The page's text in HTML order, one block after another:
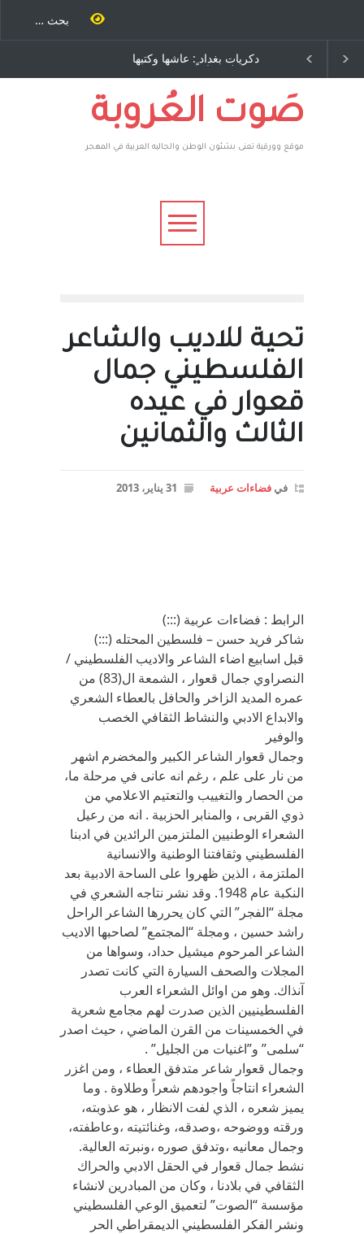
الاستيطان ومسلسل الخداع
المستمر - قلم : راسم عبيدات
بغداد ٍ: عاشها وكتبها
المتحدة الامريكية
صَوت العُروبة
موقع وورقية تعنى بشئون الوطن والجاليه العربية في المهجر
تحية للاديب والشاعر
الفلسطيني جمال
قعوار في عيده
الثالث والثمانين
في فضاءات عربية 31 يناير، 2013
الرابط : فضاءات عربية (:::)
شاكر فريد حسن – فلسطين المحتله (:::)
قبل اسابيع اضاء الشاعر والاديب الفلسطيني /
النصراوي جمال قعوار ، الشمعة ال(83) من
عمره المديد الزاخر والحافل بالعطاء الشعري
والابداع الادبي والنشاط الثقافي الخصب
والوفير
وجمال قعوار الشاعر الكبير والمخضرم اشهر
من نار على علم ، رغم انه عانى في مرحلة ما،
من الحصار والتغييب والتعتيم الاعلامي من
ذوي القربى ، والمنابر الحزبية . انه من رعيل
الشعراء الوطنيين الملتزمين الرائدين في ادبنا
الفلسطيني وثقافتنا الوطنية والانسانية
الملتزمة ، الذين ظهروا على الساحة الادبية بعد
النكبة عام 1948. وقد نشر نتاجه الشعري في
مجلة “الفجر” التي كان يحررها الشاعر الراحل
راشد حسين ، ومجلة “المجتمع” لصاحبها الاديب
الشاعر المرحوم ميشيل حداد، وسواها من
المجلات والصحف السيارة التي كانت تصدر
آنذاك. وهو من اوائل الشعراء العرب
الفلسطينيين الذين صدرت لهم مجامع شعرية
في الخمسينات من القرن الماضي ، حيث اصدر
“سلمى” و”اغنيات من الجليل” .
وجمال قعوار شاعر متدفق العطاء ، ومن اغزر
الشعراء انتاجاً واجودهم شعراً وطلاوة . وما
يميز شعره ، الذي لفت الانظار ، هو عذوبته،
ورقته ووضوحه ،وصدقه، وغنائتيته ،وعاطفته،
وجمال معانيه ،وتدفق صوره ،ونبرته العالية.
نشط جمال قعوار في الحقل الادبي والحراك
الثقافي في بلادنا ، وكان من المبادرين لانشاء
مؤسسة “الصوت” لتعميق الوعي الفلسطيني
ونشر الفكر الفلسطيني الديمقراطي الحر